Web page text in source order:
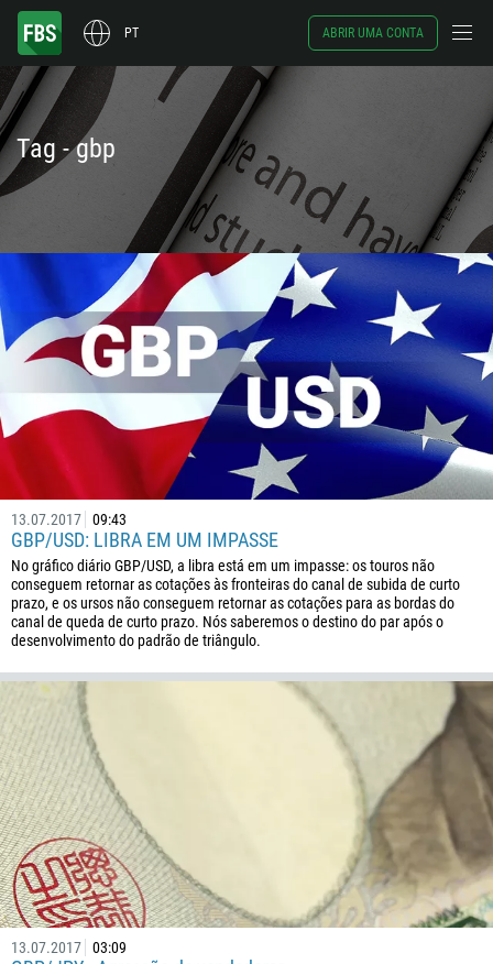
PT ABRIR UMA CONTA
Tag - gbp
13.07.2017 09:43
GBP/USD: LIBRA EM UM IMPASSE
No gráfico diário GBP/USD, a libra está em um impasse: os touros não
conseguem retornar as cotações às fronteiras do canal de subida de curto
prazo, e os ursos não conseguem retornar as cotações para as bordas do
canal de queda de curto prazo. Nós saberemos o destino do par após o
desenvolvimento do padrão de triângulo.
13.07.2017 03:09